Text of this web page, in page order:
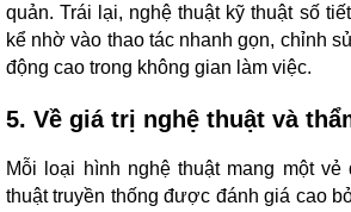
quản. Trái lại, nghệ thuật kỹ thuật số
kể nhờ vào thao tác nhanh gọn, chỉnh
động cao trong không gian làm việc.
5. Về giá trị nghệ thuật và
Mỗi loại hình nghệ thuật mang một vẻ
thuật truyền thống được đánh giá cao